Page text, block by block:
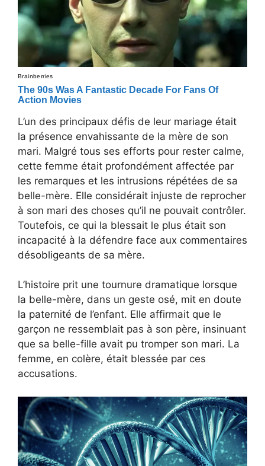
L’un des principaux défis de leur mariage était
la présence envahissante de la mère de son
mari. Malgré tous ses efforts pour rester calme,
cette femme était profondément affectée par
les remarques et les intrusions répétées de sa
belle-mère. Elle considérait injuste de reprocher
à son mari des choses qu’il ne pouvait contrôler.
Toutefois, ce qui la blessait le plus était son
incapacité à la défendre face aux commentaires
désobligeants de sa mère.
L’histoire prit une tournure dramatique lorsque
la belle-mère, dans un geste osé, mit en doute
la paternité de l’enfant. Elle affirmait que le
garçon ne ressemblait pas à son père, insinuant
que sa belle-fille avait pu tromper son mari. La
femme, en colère, était blessée par ces
accusations.